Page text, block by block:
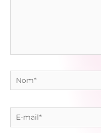
Nom*
E-
mail*